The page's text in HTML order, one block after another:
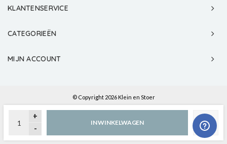
+
-
IN WINKELWAGEN
KLANTENSERVICE
CATEGORIEËN
MIJN ACCOUNT
© Copyright 2026 Klein en Stoer